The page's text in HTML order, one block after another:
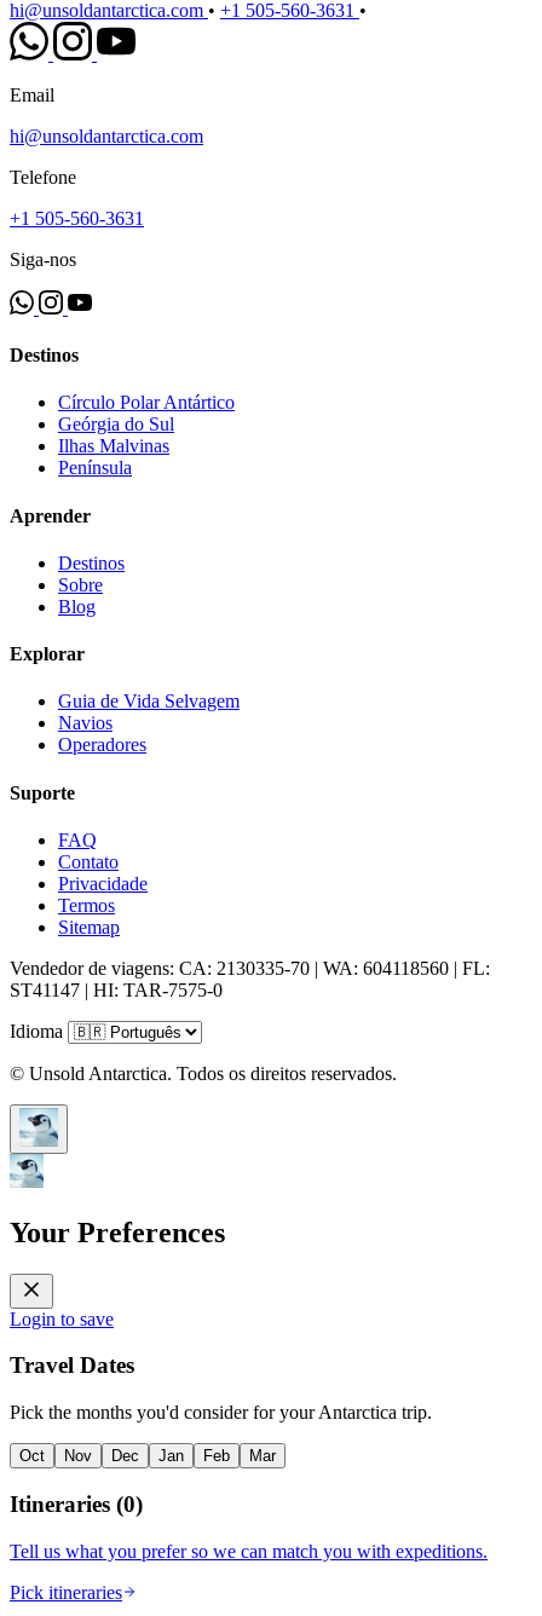
hi@unsoldantarctica.com • +1 505-560-3631 •
Email
hi@unsoldantarctica.com
Telefone
+1 505-560-3631
Siga-nos
Destinos
Círculo Polar Antártico
Geórgia do Sul
Ilhas Malvinas
Península
Aprender
Destinos
Sobre
Blog
Explorar
Guia de Vida Selvagem
Navios
Operadores
Suporte
FAQ
Contato
Privacidade
Termos
Sitemap
Vendedor de viagens: CA: 2130335-70 | WA: 604118560 | FL:
ST41147 | HI: TAR-7575-0
Idioma
© Unsold Antarctica. Todos os direitos reservados.
Your Preferences
Login to save
Travel Dates
Pick the months you'd consider for your Antarctica trip.
Oct Nov Dec Jan Feb Mar
Itineraries (0)
Tell us what you prefer so we can match you with expeditions.
Pick itineraries